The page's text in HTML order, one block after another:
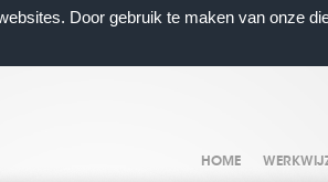
Door gebruik te maken van onze
HOME